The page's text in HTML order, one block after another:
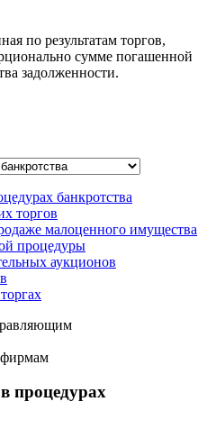
по результатам торгов,
сумме погашенной
задолженности.
банкротства
торгов
малоценного имущества
процедуры
аукционов
процедурах